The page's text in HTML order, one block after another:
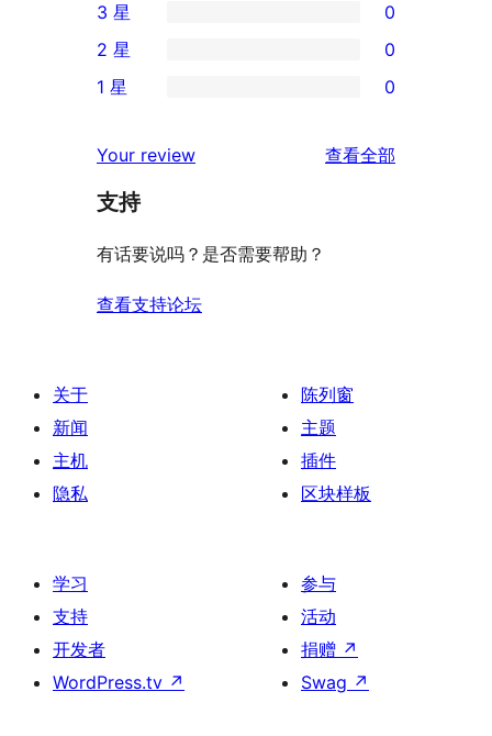
5
星
评
条
4
星
价
0
条
3
评
价
3 星 0
条
星
评
2 星 0
1
星
价
1 星 0
Your review 查看全部
支持
有话要说吗？是否需要帮助？
查看支持论坛
关于
新闻
主机
隐私
陈列窗
主题
插件
区块样板
学习
支持
开发者
WordPress.tv ↗
参与
活动
捐赠 ↗
Swag ↗